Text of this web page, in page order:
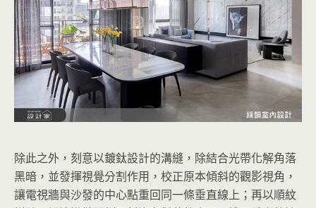
除此之外，刻意以鍍鈦設計的溝縫，除結合光帶化解角落
黑暗，並發揮視覺分割作用，校正原本傾斜的觀影視角，
讓電視牆與沙發的中心點重回同一條垂直線上；再以順紋